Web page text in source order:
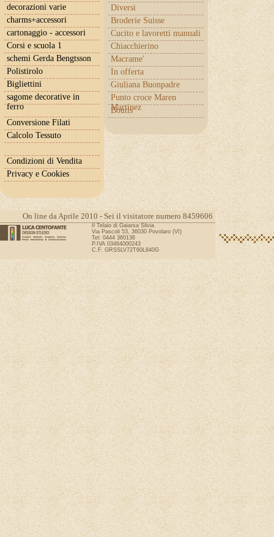
Diversi
Broderie Suisse
Cucito e lavoretti manuali
Chiacchierino
Macrame'
In offerta
Giuliana Buonpadre
Punto croce Maren
Martinez
Boutis
decorazioni varie
charms+accessori
cartonaggio - accessori
Corsi e scuola 1
schemi Gerda Bengtsson
Polistirolo
Bigliettini
sagome decorative in
ferro
Conversione Filati
Calcolo Tessuto
Condizioni di Vendita
Privacy e Cookies
On line da Aprile 2010 - Sei il visitatore numero 8459606
Il Telaio di Gaiarsa Silvia
Via Pascoli 53, 36030 Povolaro (VI)
Tel: 0444 360136
P.IVA 03464000243
C.F. GRSSLV72T60L840G